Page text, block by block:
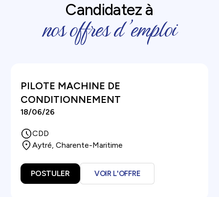
Candidatez à
nos offres d’emploi
18/06/26
PILOTE MACHINE DE
CONDITIONNEMENT
CDD
Aytré, Charente-Maritime
POSTULER VOIR L'OFFRE